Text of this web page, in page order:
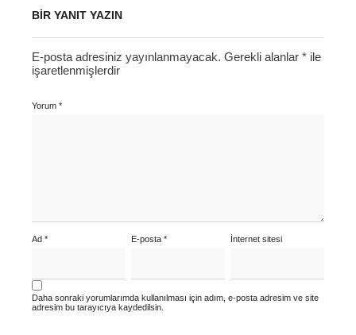
BIR YANIT YAZIN
E-posta adresiniz yayınlanmayacak. Gerekli alanlar * ile
işaretlenmişlerdir
Yorum *
Ad * E-posta* İnternet sitesi
Daha sonraki yorumlarımda kullanılması için adım, e-posta adresim ve site
adresim bu tarayıcıya kaydedilsin.